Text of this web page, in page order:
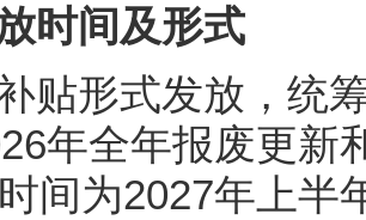
时间及形式
贴形式发放，统
年全年报废更新
间为2027年上半